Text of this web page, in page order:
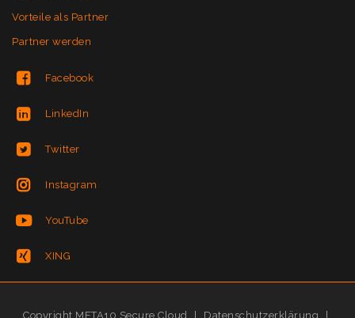
Vorteile als Partner
Partner werden
Facebook
LinkedIn
Twitter
Instagram
YouTube
XING
Copyright META10 Secure Cloud Datenschutzerklärung